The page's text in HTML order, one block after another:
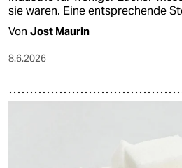
sie waren. Eine entsprechende
Von Jost Maurin
8.6.2026